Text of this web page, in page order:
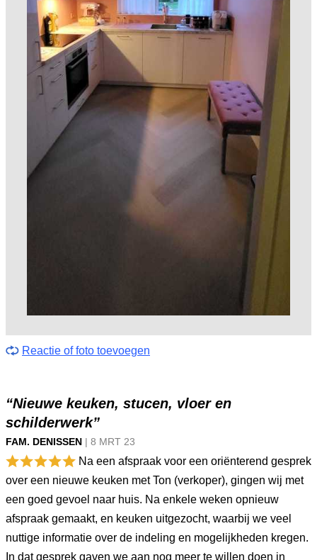
Reactie of foto toevoegen
“Nieuwe keuken, stucen, vloer en
schilderwerk”
FAM. DENISSEN | 8 MRT 23
Na een afspraak voor een oriënterend gesprek
over een nieuwe keuken met Ton (verkoper), gingen wij met
een goed gevoel naar huis. Na enkele weken opnieuw
afspraak gemaakt, en keuken uitgezocht, waarbij we veel
nuttige informatie over de indeling en mogelijkheden kregen.
In dat gesprek gaven we aan nog meer te willen doen in